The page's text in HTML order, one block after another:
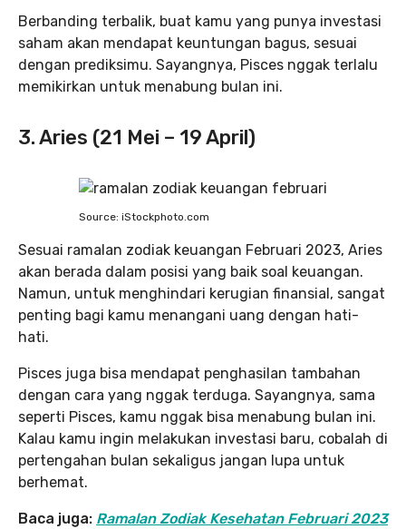
Berbanding terbalik, buat kamu yang punya investasi
saham akan mendapat keuntungan bagus, sesuai
dengan prediksimu. Sayangnya, Pisces nggak terlalu
memikirkan untuk menabung bulan ini.
3. Aries (21 Mei – 19 April)
Source: iStockphoto.com
Sesuai ramalan zodiak keuangan Februari 2023, Aries
akan berada dalam posisi yang baik soal keuangan.
Namun, untuk menghindari kerugian finansial, sangat
penting bagi kamu menangani uang dengan hati-
hati.
Pisces juga bisa mendapat penghasilan tambahan
dengan cara yang nggak terduga. Sayangnya, sama
seperti Pisces, kamu nggak bisa menabung bulan ini.
Kalau kamu ingin melakukan investasi baru, cobalah di
pertengahan bulan sekaligus jangan lupa untuk
berhemat.
Baca juga: Ramalan Zodiak Kesehatan Februari 2023